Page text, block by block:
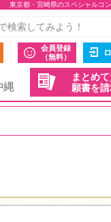
東京都・宮崎県のスペシャルコ
会員登録
（無料）
まとめて
願書を
縄